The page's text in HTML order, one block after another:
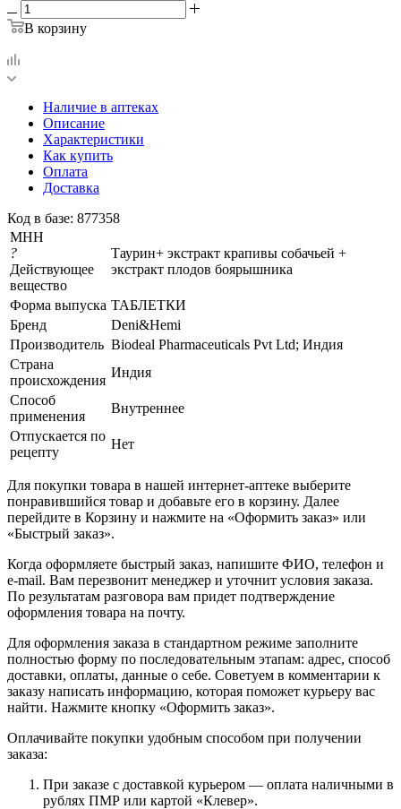
В корзину
Наличие в аптеках
Описание
Характеристики
Как купить
Оплата
Доставка
Код в базе: 877358
МНН
?
Действующее
вещество
Таурин+ экстракт крапивы собачьей +
экстракт плодов боярышника
Форма выпуска ТАБЛЕТКИ
Бренд
Deni&Hemi
Производитель Biodeal Pharmaceuticals Pvt Ltd; Индия
Страна
происхождения
Индия
Способ
применения
Внутреннее
Отпускается по
рецепту
Нет
Для покупки товара в нашей интернет-аптеке выберите
понравившийся товар и добавьте его в корзину. Далее
перейдите в Корзину и нажмите на «Оформить заказ» или
«Быстрый заказ».
Когда оформляете быстрый заказ, напишите ФИО, телефон и
e-mail. Вам перезвонит менеджер и уточнит условия заказа.
По результатам разговора вам придет подтверждение
оформления товара на почту.
Для оформления заказа в стандартном режиме заполните
полностью форму по последовательным этапам: адрес, способ
доставки, оплаты, данные о себе. Советуем в комментарии к
заказу написать информацию, которая поможет курьеру вас
найти. Нажмите кнопку «Оформить заказ».
Оплачивайте покупки удобным способом при получении
заказа:
При заказе с доставкой курьером — оплата наличными в
рублях ПМР или картой «Клевер».